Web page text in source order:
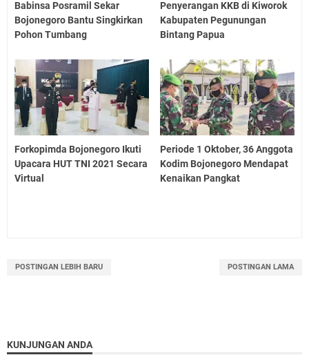
Babinsa Posramil Sekar
Bojonegoro Bantu Singkirkan
Pohon Tumbang
Penyerangan KKB di Kiworok
Kabupaten Pegunungan
Bintang Papua
Forkopimda Bojonegoro Ikuti
Upacara HUT TNI 2021 Secara
Virtual
Periode 1 Oktober, 36 Anggota
Kodim Bojonegoro Mendapat
Kenaikan Pangkat
POSTINGAN LEBIH BARU POSTINGAN LAMA
KUNJUNGAN ANDA